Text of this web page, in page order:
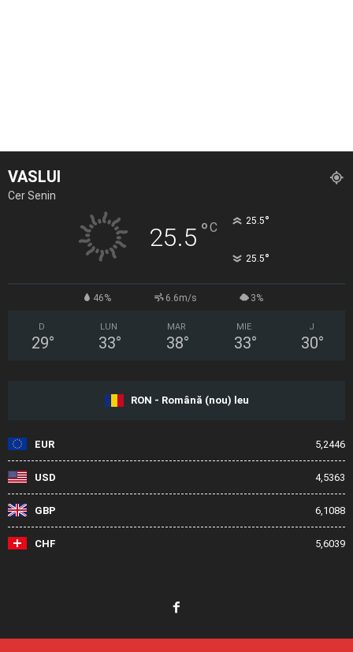
VASLUI
Cer Senin
25.5 °C 25.5°
25.5°
46% 6.6m/s 3%
D
29°
LUN
33°
MAR
38°
MIE
33°
J
30°
RON - Română (nou) leu
EUR 5,2446
USD 4,5363
GBP 6,1088
CHF 5,6039